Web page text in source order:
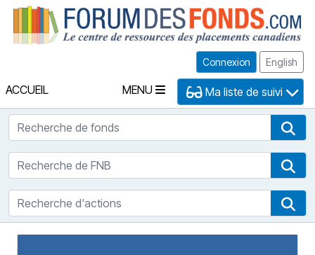
Connexion English
ACCUEIL MENU Ma liste de suivi
Recherche de fonds
Recherche de FNB
Recherche d'actions